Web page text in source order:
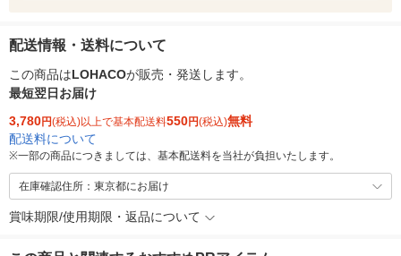
配送情報・送料について
この商品はLOHACOが販売・発送します。
最短翌日お届け
3,780円(税込)以上で基本配送料550円(税込)無料
配送料について
※一部の商品につきましては、基本配送料を当社が負担いたします。
在庫確認住所：東京都にお届け
賞味期限/使用期限・返品について